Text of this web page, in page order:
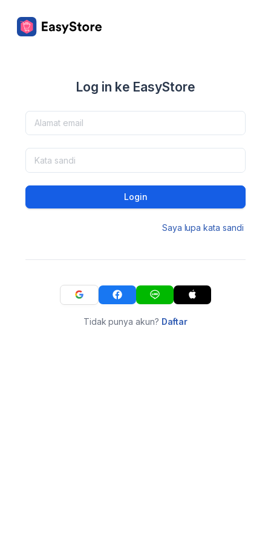
Log in ke EasyStore
Login
Saya lupa kata sandi
Tidak punya akun? Daftar